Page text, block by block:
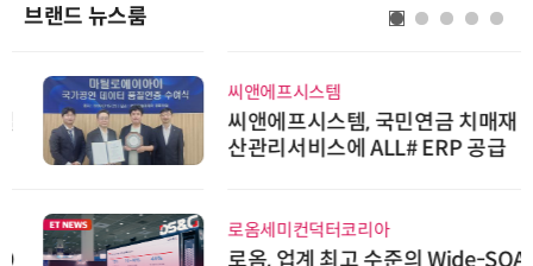
브랜드 뉴스룸
씨앤에프시스템
씨앤에프시스템, 국민연금 치매재
산관리서비스에 ALL# ERP 공급
로옴세미컨덕터코리아
로옴, 업계 최고 수준의 Wide-SOA